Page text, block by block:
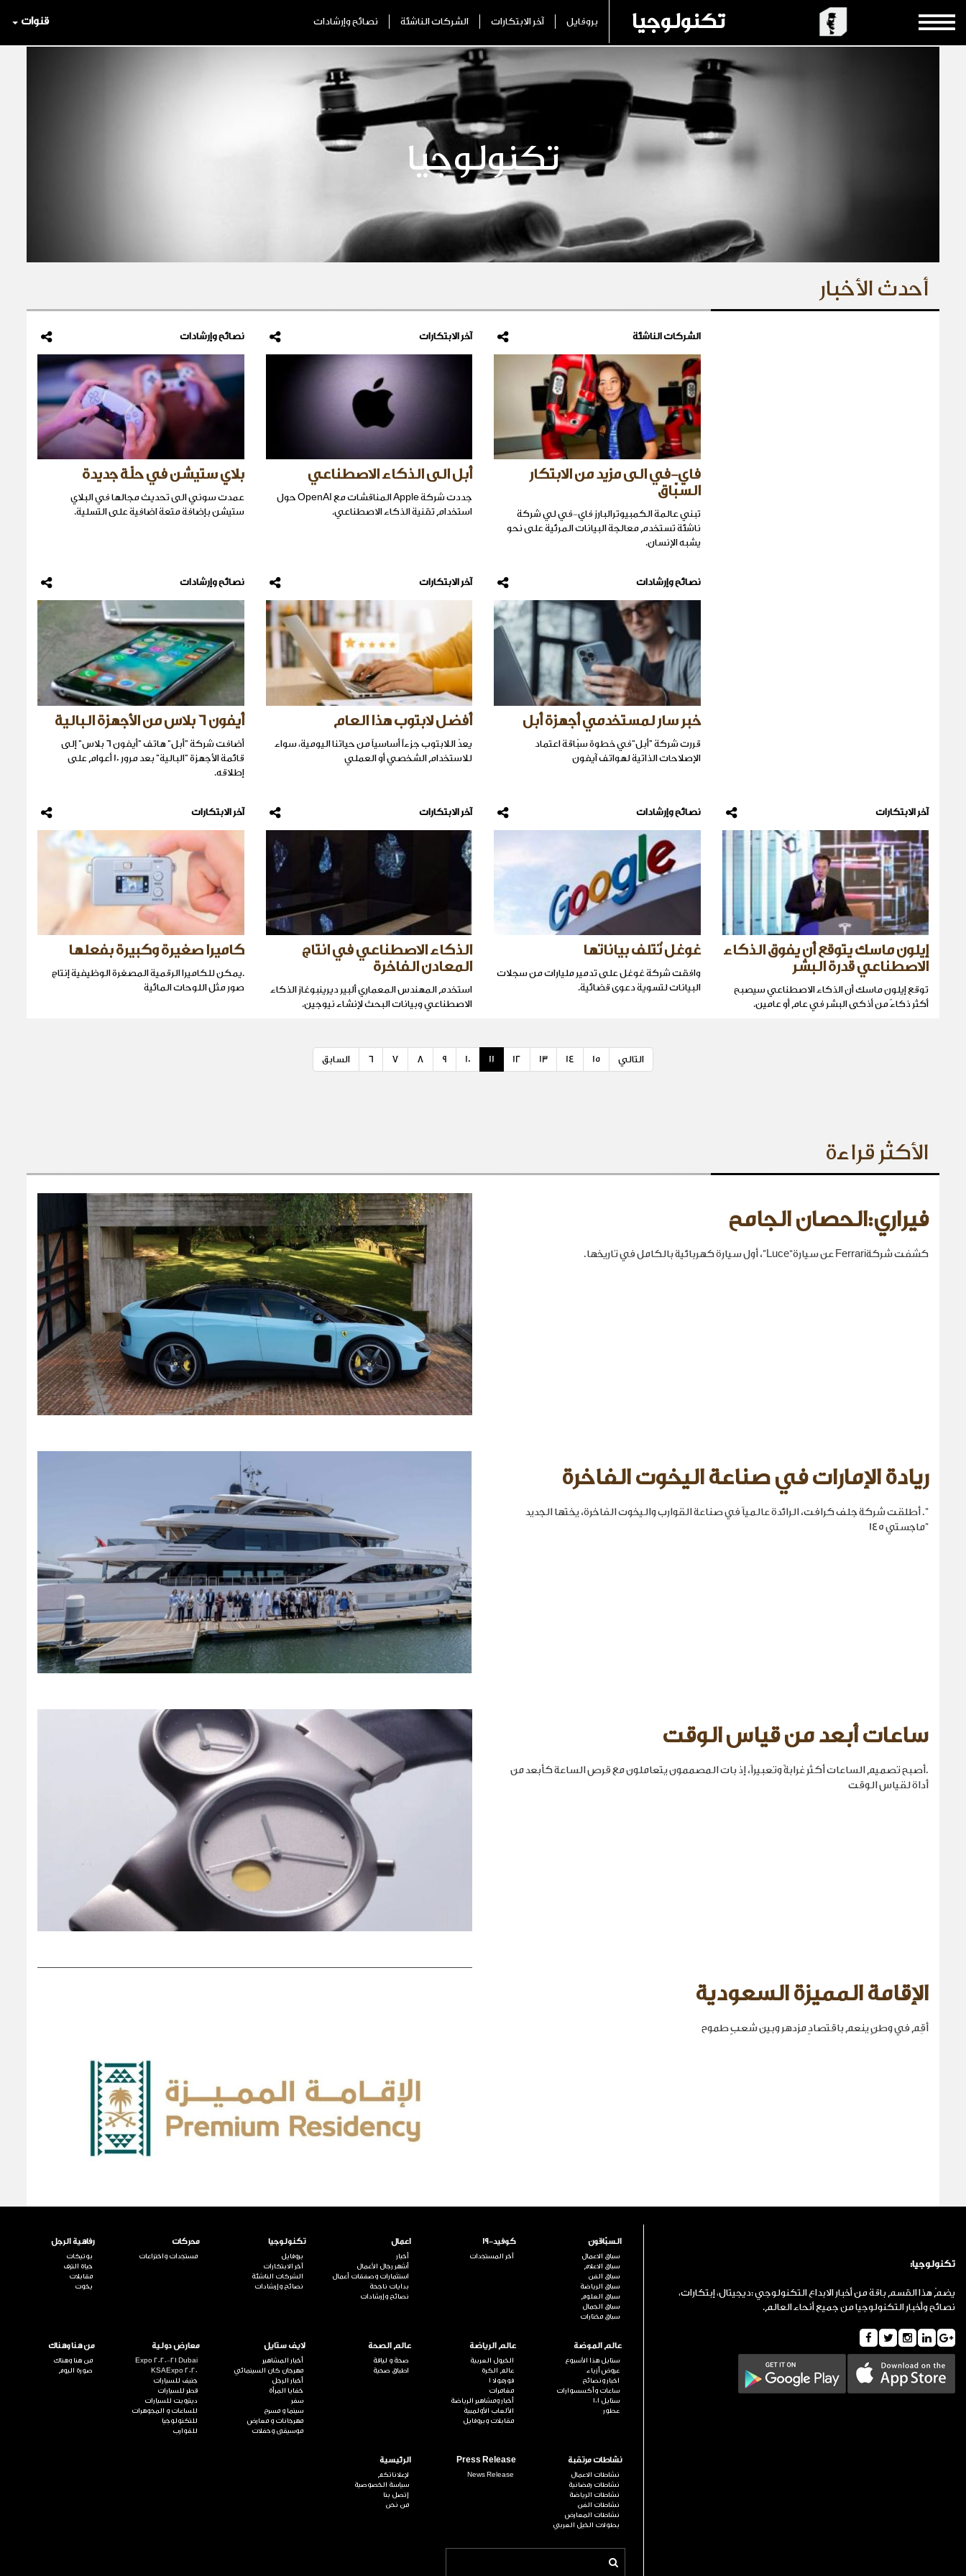
قنوات تكنولوجيا بروفايل آخر الابتكارات الشركات الناشئة نصائح وإرشادات
تكنولوجيا
أحدث الأخبار
الشركات الناشئة
فاي-في الى مزيد من الابتكار
السبّاق
تبني عالمة الكمبيوترالبارز فاي-في لي شركة
ناشئة تستخدم معالجة البيانات المرئية على نحو
يشبه الإنسان.
آخر الابتكارات
أبل الى الذكاء الاصطناعي
جددت شركة Apple المناقشات مع OpenAI حول
استخدام تقنية الذكاء الاصطناعي.
نصائح وإرشادات
بلاي ستيشن في حلّة جديدة
عمدت سوني الى تحديث مجالها في البلاي
ستيشن بإضافة متعة اضافية على التسلية.
نصائح وإرشادات
خبر سار لمستخدمي أجهزة أبل
قررت شركة "أبل"في خطوة سبّاقة اعتماد
الإصلاحات الذاتية لهواتف آيفون
آخر الابتكارات
أفضل لابتوب هذا العام
يعدّ اللابتوب جزءاً أساسياً من حياتنا اليومية، سواء
للاستخدام الشخصي أو العملي
نصائح وإرشادات
أيفون 6 بلاس من الأجهزة البالية
أضافت شركة "أبل" هاتف "أيفون 6 بلاس" إلى
قائمة الأجهزة "البالية" بعد مرور 10 أعوام على
إطلاقه.
آخر الابتكارات
إيلون ماسك يتوقع أن يفوق الذكاء
الاصطناعي قدرة البشر
توقع إيلون ماسك أن الذكاء الاصطناعي سيصبح
أكثر ذكاءً من أذكى البشر في عام أو عامين.
نصائح وإرشادات
غوغل تُتلف بياناتها
وافقت شركة غوغل على تدمير مليارات من سجلات
البيانات لتسوية دعوى قضائية.
آخر الابتكارات
الذكاء الاصطناعي في انتاج
المعادن الفاخرة
استخدم المهندس المعماري ألبير ديرينبوغاز الذكاء
الاصطناعي وبيانات البحث لإنشاء نيوجين.
آخر الابتكارات
كاميرا صغيرة وكبيرة بفعلها
.يمكن للكاميرا الرقمية المصغرة الوظيفية إنتاج
صور مثل اللوحات المائية
السابق 6 7 8 9 10 11 12 13 14 15 التالي
الأكثر قراءة
فيراري:الحصان الجامح
كشفت شركةFerrari عن سيارة“Luce”، أول سيارة كهربائية بالكامل في تاريخها.
ريادة الإمارات في صناعة اليخوت الفاخرة
". أطلقت شركة جلف كرافت، الرائدة عالمياً في صناعة القوارب واليخوت الفاخرة، يختها الجديد
"ماجستي 145
ساعات أبعد من قياس الوقت
.أصبح تصميم الساعات أكثر غرابةً وتعبيراً، إذ بات المصممون يتعاملون مع قرص الساعة كأبعد من
أداة لقياس الوقت
الإقامة المميزة السعودية
أقِم في وطنٍ ينعم باقتصادٍ مزدهر وبين شعبٍ طموح
السبّاقون
سباق الاعمال
سباق الاعلام
سباق الفن
سباق الرياضة
سباق العلوم
سباق الجمال
سباق مختارات
كوفيد-19
آخر المستجدات
اعمال
أخبار
أشهر رجال الأعمال
استثمارات وصفقات أعمال
بدايات ناجحة
نصائح وإرشادات
تكنولوجيا
بروفايل
آخر الابتكارات
الشركات الناشئة
نصائح وإرشادات
محركات
مستجدات واختراعات
رفاهية الرجل
بوتيكات
حياة الترف
مقابلات
يخوت
عالم الموضة
ستايل هذا الأسبوع
عروض أزياء
اخبار ونصائح
ساعات وأكسسوارات
ستايل 101
عطور
عالم الرياضة
الخيول العربية
عالم الكرة
فورمولا 1
مغامرات
أخبار ومشاهير الرياضة
الألعاب الأولمبية
مقابلات وبروفايل
عالم الصحة
صحة و لياقة
اطباق صحية
لايف ستايل
أخبار المشاهير
مهرجان كان السينمائي
أخبار الرجل
خفايا المرأة
سفر
سينما و مسرح
مهرجانات و معارض
موسيقى وحفلات
معارض دولية
Expo 2020-21 Dubai
KSAExpo 2020
جنيف للسيارات
قطر للسيارات
ديترويت للسيارات
للساعات و المجوهرات
للتكنولوجيا
للقوارب
من هنا وهناك
من هنا وهناك
صورة اليوم
نشاطات مرتقبة
نشاطات الاعمال
نشاطات رمضانية
نشاطات الرياضة
نشاطات الفن
نشاطات المعارض
بطولات الخيل العربي
Press Release
News Release
الرئيسية
لإعلاناتكم
سياسة الخصوصية
إتصل بنا
من نحن
تكنولوجيا:
يضمّ هذا القسم باقة من أخبار الابداع التكنولوجي :ديجيتال، إبتكارات،
نصائح وأخبار التكنولوجيا من جميع أنحاء العالم.